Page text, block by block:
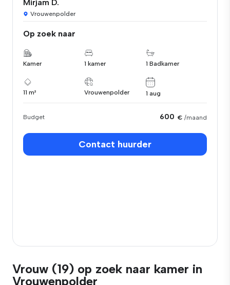
Mirjam D.
Vrouwenpolder
Op zoek naar
Kamer 1 kamer 1 Badkamer
11 m² Vrouwenpolder 1 aug
Budget 600 € /maand
Contact huurder
Vrouw (19) op zoek naar kamer in
Vrouwenpolder